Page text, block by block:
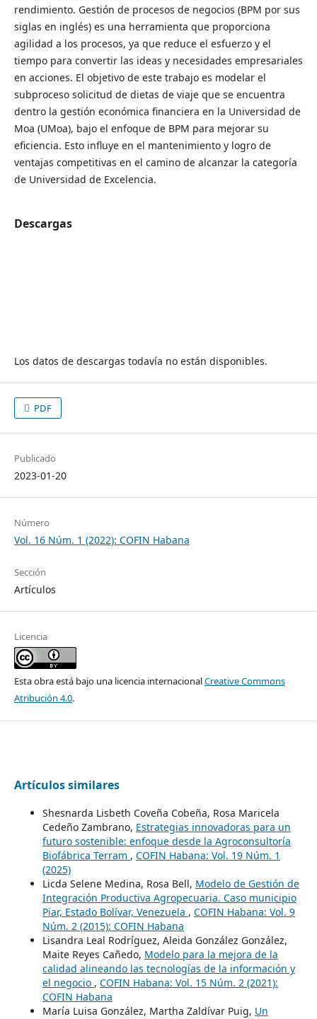
rendimiento. Gestión de procesos de negocios (BPM por sus
siglas en inglés) es una herramienta que proporciona
agilidad a los procesos, ya que reduce el esfuerzo y el
tiempo para convertir las ideas y necesidades empresariales
en acciones. El objetivo de este trabajo es modelar el
subproceso solicitud de dietas de viaje que se encuentra
dentro la gestión económica financiera en la Universidad de
Moa (UMoa), bajo el enfoque de BPM para mejorar su
eficiencia. Esto influye en el mantenimiento y logro de
ventajas competitivas en el camino de alcanzar la categoría
de Universidad de Excelencia.
Descargas
Los datos de descargas todavía no están disponibles.
PDF
Publicado
2023-01-20
Número
Vol. 16 Núm. 1 (2022): COFIN Habana
Sección
Artículos
Licencia
Esta obra está bajo una licencia internacionalCreative Commons
Atribución 4.0.
Artículos similares
Shesnarda Lisbeth Coveña Cobeña, Rosa Maricela
Cedeño Zambrano, Estrategias innovadoras para un
futuro sostenible: enfoque desde la Agroconsultoría
Biofábrica Terram , COFIN Habana: Vol. 19 Núm. 1
(2025)
Licda Selene Medina, Rosa Bell, Modelo de Gestión de
Integración Productiva Agropecuaria. Caso municipio
Piar, Estado Bolívar, Venezuela , COFIN Habana: Vol. 9
Núm. 2 (2015): COFIN Habana
Lisandra Leal Rodríguez, Aleida González González,
Maite Reyes Cañedo, Modelo para la mejora de la
calidad alineando las tecnologías de la información y
el negocio , COFIN Habana: Vol. 15 Núm. 2 (2021):
COFIN Habana
María Luisa González, Martha Zaldívar Puig, Un